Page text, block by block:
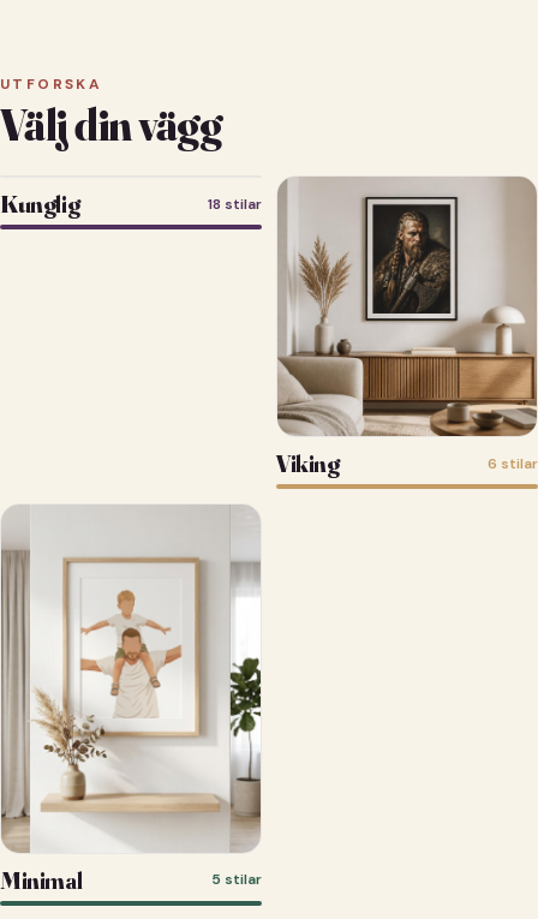
UTFORSKA
Välj din vägg
Kunglig 18 stilar
Viking 6 stilar
Minimal 5 stilar